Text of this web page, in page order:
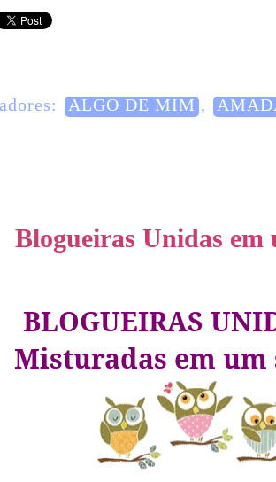
ALGO DE MIM ,
Blogueiras Unidas em
BLOGUEIRAS
Misturadas em um